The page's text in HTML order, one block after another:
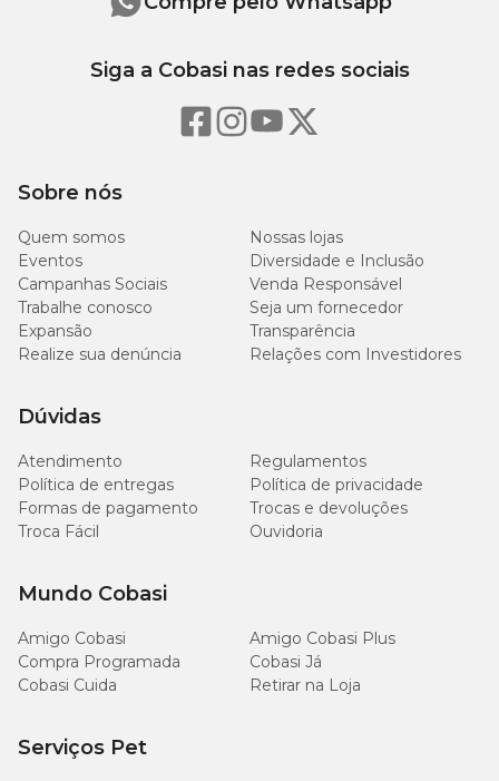
Sobre nós
Quem somos
Nossas lojas
Eventos
Diversidade e Inclusão
Campanhas Sociais
Venda Responsável
Trabalhe conosco
Seja um fornecedor
Expansão
Transparência
Realize sua denúncia
Relações com Investidores
Dúvidas
Atendimento
Regulamentos
Política de entregas
Política de privacidade
Formas de pagamento
Trocas e devoluções
Troca Fácil
Ouvidoria
Mundo Cobasi
Amigo Cobasi
Amigo Cobasi Plus
Compra Programada
Cobasi Já
Cobasi Cuida
Retirar na Loja
Serviços Pet
Siga a Cobasi nas redes sociais